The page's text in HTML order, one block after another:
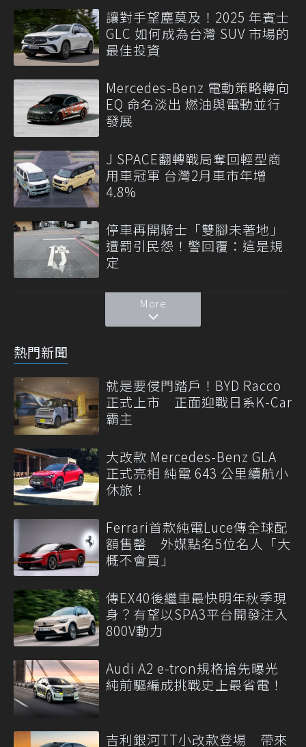
讓對手望塵莫及！2025 年賓士
GLC 如何成為台灣 SUV 市場的
最佳投資
Mercedes-Benz 電動策略轉向
EQ 命名淡出 燃油與電動並行
發展
J SPACE翻轉戰局奪回輕型商
用車冠軍 台灣2月車市年增
4.8%
停車再開騎士「雙腳未著地」
遭罰引民怨！警回覆：這是規
定
More
熱門新聞
就是要侵門踏戶！BYD Racco
正式上市 正面迎戰日系K-Car
霸主
大改款 Mercedes-Benz GLA
正式亮相 純電 643 公里續航小
休旅！
Ferrari首款純電Luce傳全球配
額售罄 外媒點名5位名人「大
概不會買」
傳EX40後繼車最快明年秋季現
身？有望以SPA3平台開發注入
800V動力
Audi A2 e-tron規格搶先曝光
純前驅編成挑戰史上最省電！
吉利銀河TT小改款登場 帶來